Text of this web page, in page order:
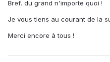
Bref, du grand n'importe quoi !
Je vous tiens au courant de la
Merci encore à tous !